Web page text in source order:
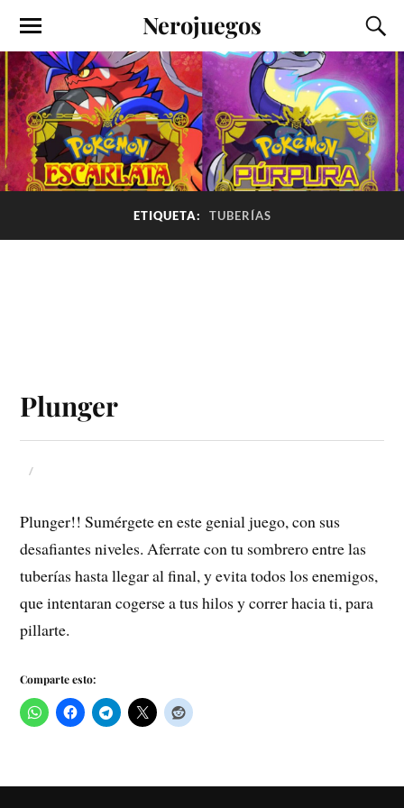
Nerojuegos
ETIQUETA: TUBERÍAS
Plunger
Plunger!! Sumérgete en este genial juego, con sus
desafiantes niveles. Aferrate con tu sombrero entre las
tuberías hasta llegar al final, y evita todos los enemigos,
que intentaran cogerse a tus hilos y correr hacia ti, para
pillarte.
Comparte esto: